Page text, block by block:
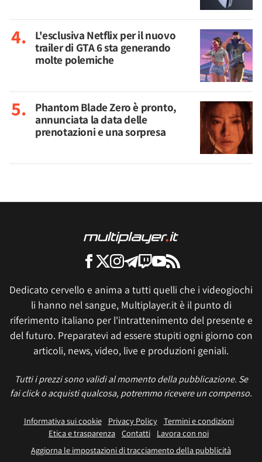
L'esclusiva Netflix per il nuovo
trailer di GTA 6 sta generando
molte polemiche
Phantom Blade Zero è pronto,
annunciata la data delle
prenotazioni e una sorpresa
Dedicato cervello e anima a tutti quelli che i videogiochi
li hanno nel sangue, Multiplayer.it è il punto di
riferimento italiano per l'intrattenimento del presente e
del futuro. Preparatevi ad essere stupiti ogni giorno con
articoli, news, video, live e produzioni geniali.
Tutti i prezzi sono validi al momento della pubblicazione. Se
fai click o acquisti qualcosa, potremmo ricevere un compenso.
Informativa sui cookie Privacy Policy
Termini e condizioni
Etica e trasparenza Contatti
Lavora con noi
Aggiorna le impostazioni di tracciamento della pubblicità